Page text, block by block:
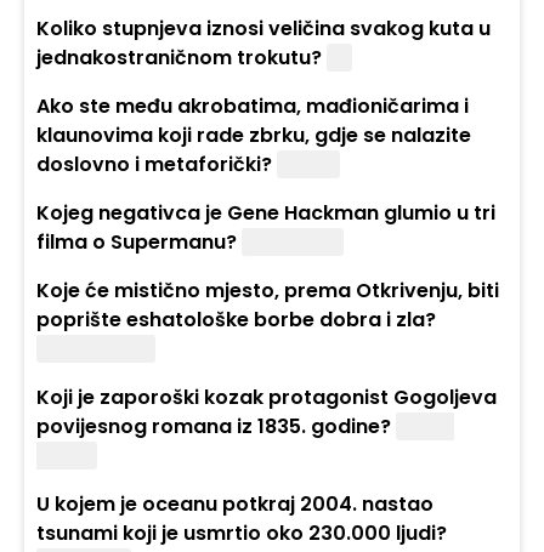
Koliko stupnjeva iznosi veličina svakog kuta u
jednakostraničnom trokutu?
Ako ste među akrobatima, mađioničarima i
klaunovima koji rade zbrku, gdje se nalazite
doslovno i metaforički?
Kojeg negativca je Gene Hackman glumio u tri
filma o Supermanu?
Koje će mistično mjesto, prema Otkrivenju, biti
poprište eshatološke borbe dobra i zla?
Koji je zaporoški kozak protagonist Gogoljeva
povijesnog romana iz 1835. godine?
U kojem je oceanu potkraj 2004. nastao
tsunami koji je usmrtio oko 230.000 ljudi?